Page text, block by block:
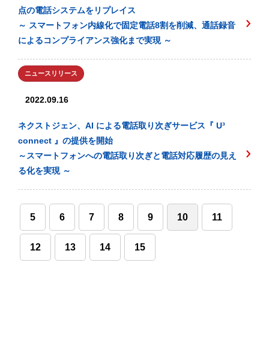
点の電話システムをリプレイス
～ スマートフォン内線化で固定電話8割を削減、通話録音
によるコンプライアンス強化まで実現 ～
ニュースリリース
2022.09.16
ネクストジェン、AI による電話取り次ぎサービス『 U³
connect 』の提供を開始
～スマートフォンへの電話取り次ぎと電話対応履歴の見え
る化を実現 ～
5 6 7 8 9 10 11
12 13 14 15